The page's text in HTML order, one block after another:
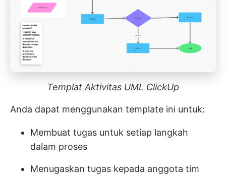
Templat Aktivitas UML ClickUp
Anda dapat menggunakan template ini untuk:
Membuat tugas untuk setiap langkah
dalam proses
Menugaskan tugas kepada anggota tim